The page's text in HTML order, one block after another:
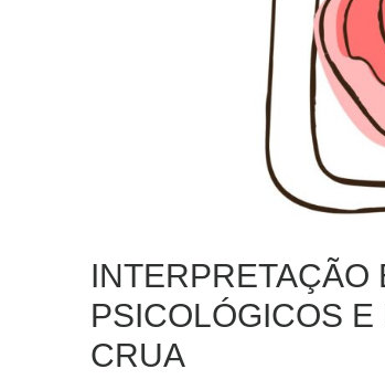
INTERPRETAÇÃO
PSICOLÓGICOS
CRUA